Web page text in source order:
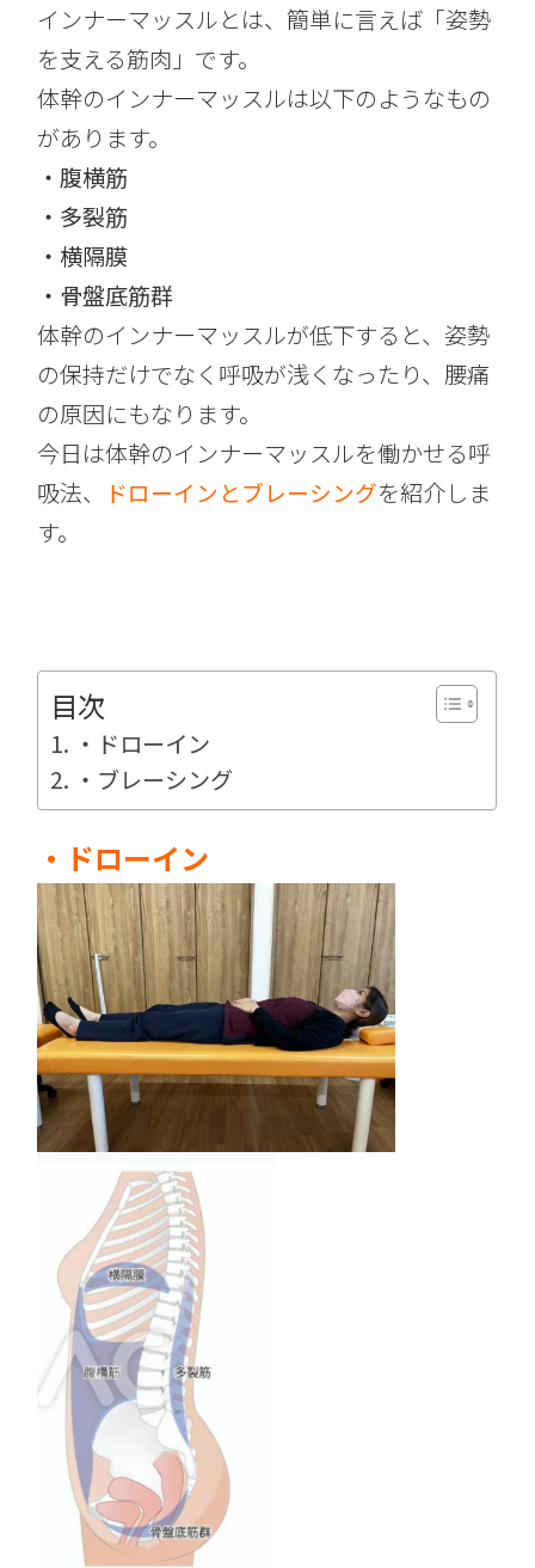
インナーマッスルとは、簡単に言えば「姿勢
を支える筋肉」です。
体幹のインナーマッスルは以下のようなもの
があります。
・腹横筋
・多裂筋
・横隔膜
・骨盤底筋群
体幹のインナーマッスルが低下すると、姿勢
の保持だけでなく呼吸が浅くなったり、腰痛
の原因にもなります。
今日は体幹のインナーマッスルを働かせる呼
吸法、
ドローインとブレーシングを紹介しま
す。
目次
・ドローイン
・ブレーシング
・ドローイン